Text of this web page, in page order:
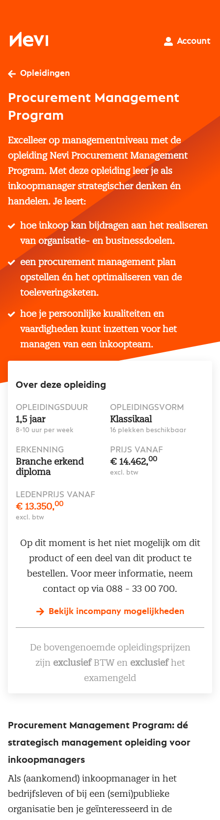
Nevi
Account
Opleidingen
Procurement Management
Program
Excelleer op managementniveau met de
opleiding Nevi Procurement Management
Program. Met deze opleiding leer je als
inkoopmanager strategischer denken én
handelen. Je leert:
hoe inkoop kan bijdragen aan het realiseren
van organisatie- en businessdoelen.
een procurement management plan
opstellen én het optimaliseren van de
toeleveringsketen.
hoe je persoonlijke kwaliteiten en
vaardigheden kunt inzetten voor het
managen van een inkoopteam.
Over deze opleiding
OPLEIDINGSDUUR
1,5 jaar
8-10 uur per week
OPLEIDINGSVORM
Klassikaal
16 plekken beschikbaar
ERKENNING
Branche erkend
diploma
PRIJS VANAF
€ 14.462,00
excl. btw
LEDENPRIJS VANAF
€ 13.350,00
excl. btw
Op dit moment is het niet mogelijk om dit
product of een deel van dit product te
bestellen. Voor meer informatie, neem
contact op via 088 - 33 00 700.
Bekijk incompany mogelijkheden
De bovengenoemde opleidingsprijzen
zijn exclusiefBTW en exclusiefhet
examengeld
Procurement Management Program: dé
strategisch management opleiding voor
inkoopmanagers
Als (aankomend) inkoopmanager in het
bedrijfsleven of bij een (semi)publieke
organisatie ben je geïnteresseerd in de